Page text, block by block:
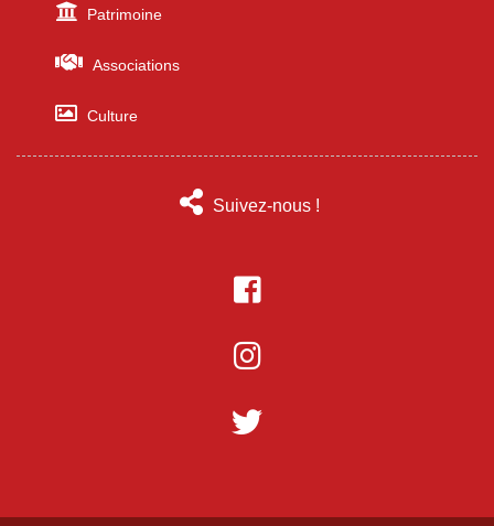
Patrimoine
Associations
Culture
Suivez-nous !